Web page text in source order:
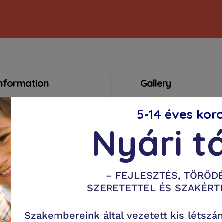
an appointment
specialists
policy
– MindLife
– WorkLife
Gallery
5-14 éves
Nyári
– FEJLESZTÉS,
SZERETETTEL ÉS
Szakembereink által vezetett kis